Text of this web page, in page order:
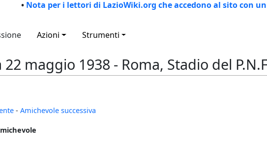
• Nota per i lettori di LazioWiki.org che accedono al sito con
Azioni Strumenti
maggio 1938 - Roma, Stadio del
- Amichevole successiva